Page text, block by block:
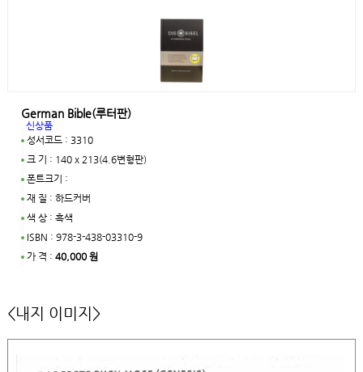
German Bible(루터판)
신상품
성서코드 : 3310
크 기 : 140 x 213(4.6변형판)
폰트크기 :
재 질 : 하드커버
색 상 : 흑색
ISBN : 978-3-438-03310-9
가 격 :40,000 원
<내지 이미지>